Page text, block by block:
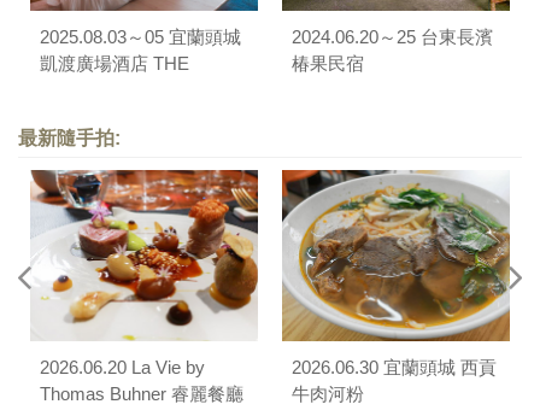
2025.08.03～05 宜蘭頭城
凱渡廣場酒店 THE
2024.06.20～25 台東長濱
椿果民宿
最新隨手拍:
2026.06.20 La Vie by
Thomas Buhner 睿麗餐廳
2026.06.30 宜蘭頭城 西貢
牛肉河粉